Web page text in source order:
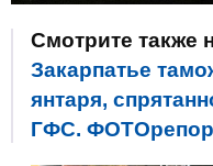
Смотрите также
Закарпатье
янтаря,
ГФС.